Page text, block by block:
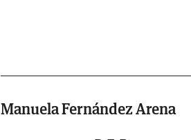
Manuela Fernández Arena